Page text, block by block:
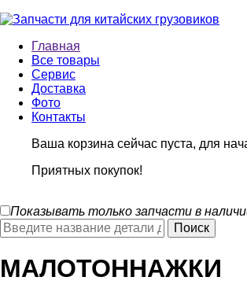
Главная
Все товары
Сервис
Доставка
Фото
Контакты
Ваша корзина сейчас пуста, для
Приятных покупок!
Показывать только запчасти в
МАЛОТОННАЖКИ